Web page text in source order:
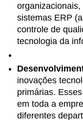
sistemas ERP
controle de
tecnologia da
inovações
primárias.
em toda a
diferentes